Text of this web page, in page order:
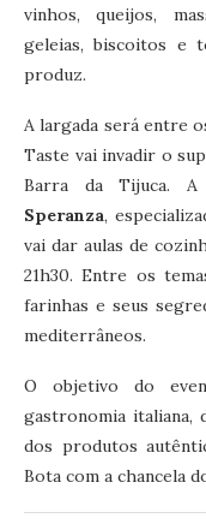
vinhos, queijos,
geleias, biscoitos e
produz.
A largada será entre
Taste vai invadir o
Barra da Tijuca. A
Speranza,
vai dar aulas de
21h30. Entre os
farinhas e seus
mediterrâneos.
O objetivo do
gastronomia italiana,
dos produtos
Bota com a chancela